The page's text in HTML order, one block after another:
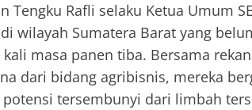
Rafli selaku Ketua Umum
wilayah Sumatera Barat yang
masa panen tiba. Bersama
dari bidang agribisnis, mereka
tersembunyi dari limbah